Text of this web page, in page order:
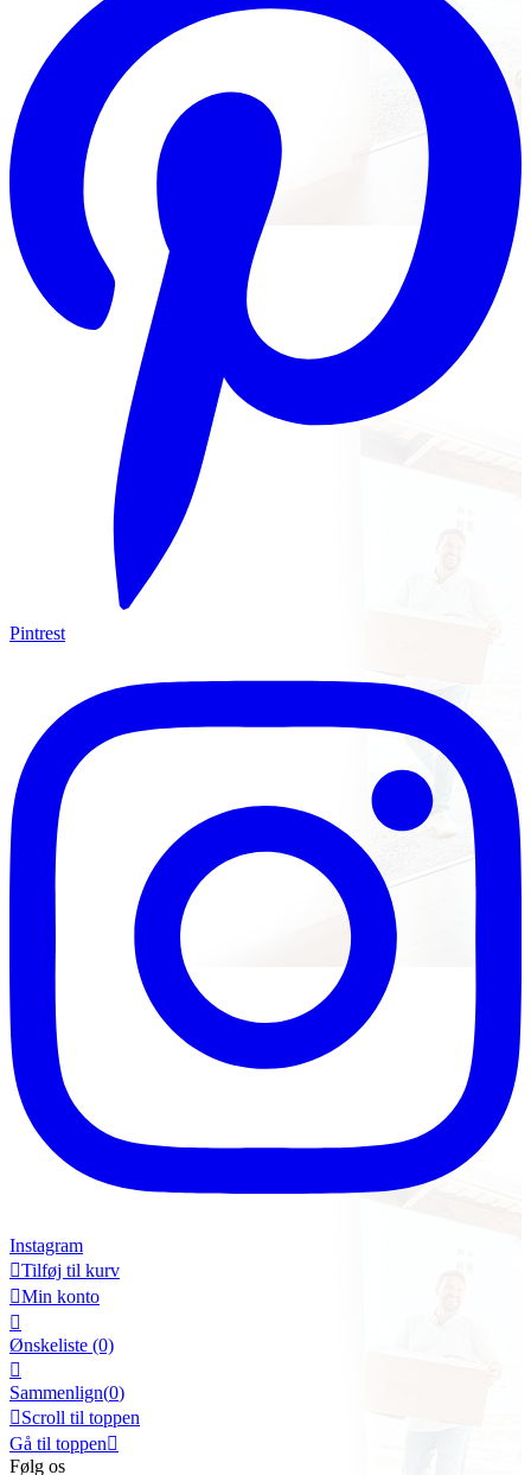
Pintrest
Instagram
Tilføj til kurv
Min konto

Ønskeliste (0)

Sammenlign(0)
Scroll til toppen
Gå til toppen
Følg os